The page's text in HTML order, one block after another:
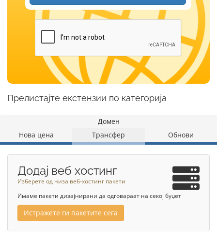
Прелистајте екстензии по категорија
Домен
Нова цена
Трансфер Обнови
Додај веб хостинг
Изберете од низа веб-хостинг пакети
Имаме пакети дизајнирани да одговараат на секој буџет
Истражете ги пакетите сега